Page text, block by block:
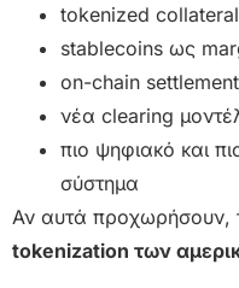
tokenized collateral
stablecoins ως
on-chain settlement
νέα clearing
πιο ψηφιακό και
σύστημα
Αν αυτά προχωρήσουν,
tokenization των